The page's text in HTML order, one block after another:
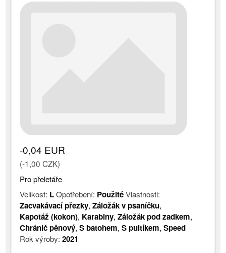
-0,04 EUR
(-1,00 CZK)
Pro přeletáře
Velikost: LOpotřebení: PoužitéVlastnosti:
Zacvakávací přezky,Záložák v psaníčku,
Kapotáž (kokon), Karabiny,Záložák pod zadkem,
Chránič pěnový,S batohem,S pultíkem,Speed
Rok výroby:2021